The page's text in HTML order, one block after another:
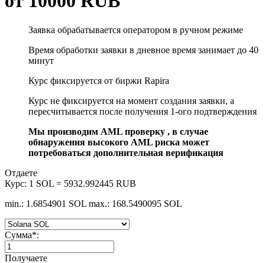
Заявка обрабатывается оператором в ручном режиме
Время обработки заявки в дневное время занимает до 40
минут
Курс фиксируется от биржи Rapira
Курс не фиксируется на момент создания заявки, а
пересчитывается после получения 1-ого подтверждения
Мы производим AML проверку , в случае
обнаружения высокого AML риска может
потребоваться дополнительная верификация
Отдаете
Курс: 1 SOL = 5932.992445 RUB
min.: 1.6854901 SOL max.: 168.5490095 SOL
Сумма*:
Получаете